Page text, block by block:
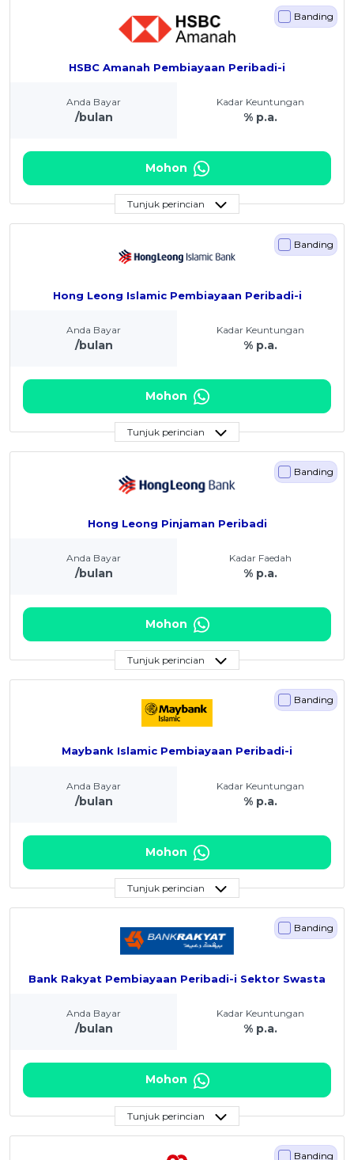
HSBC Amanah Pembiayaan Peribadi-i
Banding
Anda Bayar
/bulan
Kadar Keuntungan
% p.a.
Mohon
Tunjuk perincian
Hong Leong Islamic Pembiayaan Peribadi-i
Banding
Anda Bayar
/bulan
Kadar Keuntungan
% p.a.
Mohon
Tunjuk perincian
Hong Leong Pinjaman Peribadi
Banding
Anda Bayar
/bulan
Kadar Faedah
% p.a.
Mohon
Tunjuk perincian
Maybank Islamic Pembiayaan Peribadi-i
Banding
Anda Bayar
/bulan
Kadar Keuntungan
% p.a.
Mohon
Tunjuk perincian
Bank Rakyat Pembiayaan Peribadi-i Sektor Swasta
Banding
Anda Bayar
/bulan
Kadar Keuntungan
% p.a.
Mohon
Tunjuk perincian
Banding